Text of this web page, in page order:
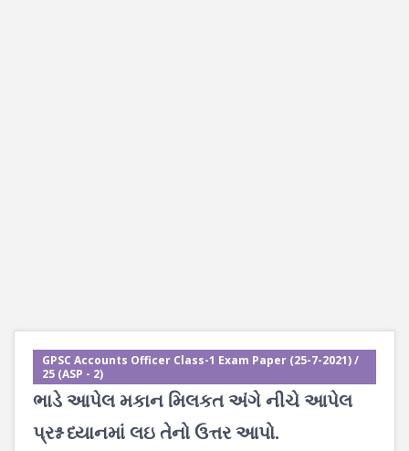
GPSC Accounts Officer Class-1 Exam Paper (25-7-2021) /
25 (ASP - 2)
ભાડે આપેલ મકાન મિલકત અંગે નીચે આપેલ
પ્રશ્ન ધ્યાનમાં લઇ તેનો ઉત્તર આપો.